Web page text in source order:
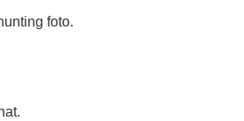
foto.